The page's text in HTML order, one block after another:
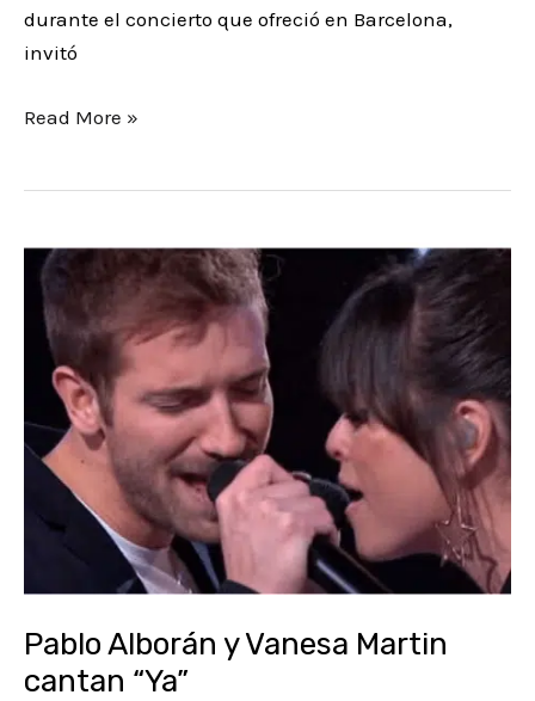
durante el concierto que ofreció en Barcelona,
invitó
Read More »
Pablo Alborán y Vanesa Martin
cantan “Ya”
Pablo
Alborán
Vanesa
Martin
cantan
“Ya”